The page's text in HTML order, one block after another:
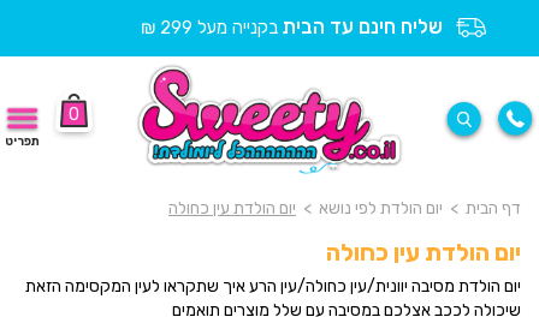
שליח חינם עד הבית בקנייה מעל 299 ₪
0
תפריט
דף הבית > יום הולדת לפי נושא > יום הולדת עין כחולה
יום הולדת עין כחולה
יום הולדת מסיבה יוונית/עין כחולה/עין הרע איך שתקראו לעין המקסימה הזאת
שיכולה לככב אצלכם במסיבה עם שלל מוצרים תואמים